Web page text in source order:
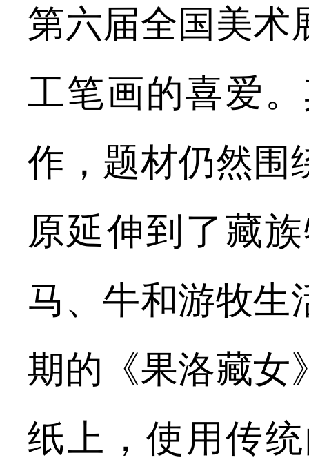
第六届全国美术
工笔画的喜爱
作，题材仍然围
原延伸到了藏
马、牛和游牧生
期的《果洛藏女
纸上，使用传